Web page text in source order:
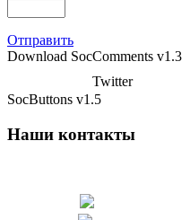
Отправить
Download SocComments v1.3
Twitter
SocButtons v1.5
Наши контакты